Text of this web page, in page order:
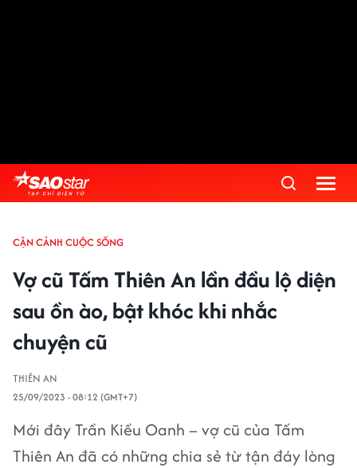
CẬN CẢNH CUỘC SỐNG
Vợ cũ Tấm Thiên An lần đầu lộ diện
sau ồn ào, bật khóc khi nhắc
chuyện cũ
THIÊN AN
25/09/2023 - 08:12 (GMT+7)
Mới đây Trần Kiều Oanh – vợ cũ của Tấm
Thiên An đã có những chia sẻ từ tận đáy lòng